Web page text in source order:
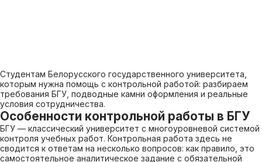
Студентам Белорусского государственного университета,
которым нужна помощь с контрольной работой: разбираем
требования БГУ, подводные камни оформления и реальные
условия сотрудничества.
Особенности контрольной работы в БГУ
БГУ — классический университет с многоуровневой системой
контроля учебных работ. Контрольная работа здесь не
сводится к ответам на несколько вопросов: как правило, это
самостоятельное аналитическое задание с обязательной